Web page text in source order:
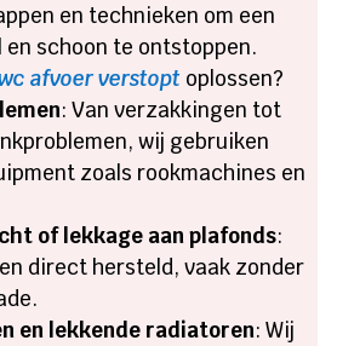
en technieken om een
schoon te ontstoppen.
afvoer verstopt oplossen?
: Van verzakkingen tot
wij gebruiken
zoals rookmachines en
of lekkage aan plafonds:
direct hersteld, vaak zonder
en lekkende radiatoren: Wij